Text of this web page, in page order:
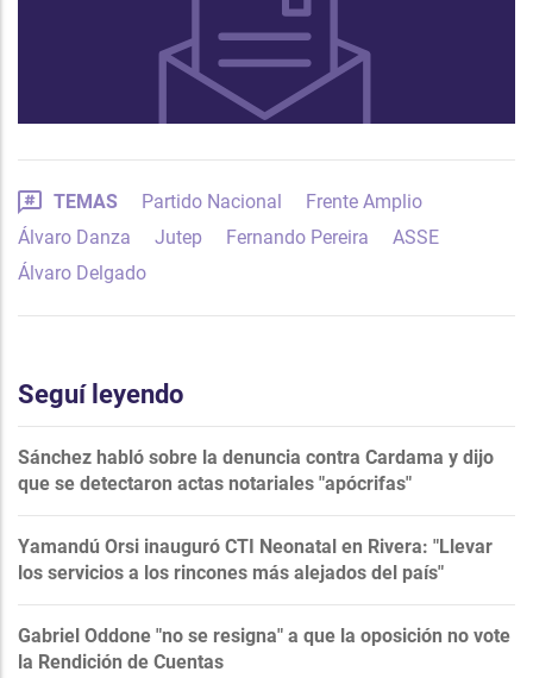
TEMAS Partido Nacional
Frente Amplio
Álvaro Danza
Jutep Fernando Pereira
ASSE
Álvaro Delgado
Seguí leyendo
Sánchez habló sobre la denuncia contra Cardama y dijo
que se detectaron actas notariales "apócrifas"
Yamandú Orsi inauguró CTI Neonatal en Rivera: "Llevar
los servicios a los rincones más alejados del país"
Gabriel Oddone "no se resigna" a que la oposición no vote
la Rendición de Cuentas